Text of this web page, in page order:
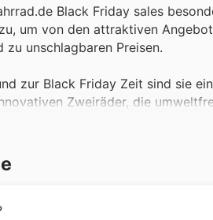
Black Friday sales
um von den attraktiven
unschlagbaren Preisen.
zur Black Friday Zeit sind sie
Zweiräder, die
ist ein Muss für jeden
Die fahrrad.de deals